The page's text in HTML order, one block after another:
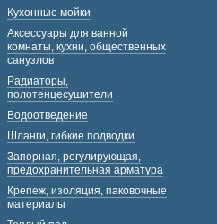
Кухонные мойки
Аксессуары для ванной
комнаты, кухни, общественных
санузлов
Радиаторы,
полотенцесушители
Водоотведение
Шланги, гибкие подводки
Запорная, регулирующая,
предохранительная арматура
Крепеж, изоляция, паковочные
материалы